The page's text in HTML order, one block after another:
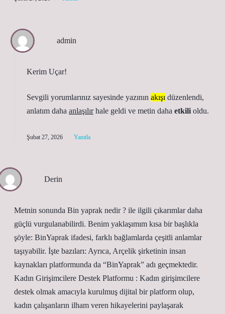
admin
Kerim Uçar!
Sevgili yorumlarınız sayesinde yazının akışı düzenlendi,
anlatım daha anlaşılırhale geldi ve metin daha etkili oldu.
Şubat 27, 2026 Yanıtla
Derin
Metnin sonunda Bin yaprak nedir ? ile ilgili çıkarımlar daha
güçlü vurgulanabilirdi. Benim yaklaşımım kısa bir başlıkla
şöyle: BinYaprak ifadesi, farklı bağlamlarda çeşitli anlamlar
taşıyabilir. İşte bazıları: Ayrıca, Arçelik şirketinin insan
kaynakları platformunda da “BinYaprak” adı geçmektedir.
Kadın Girişimcilere Destek Platformu : Kadın girişimcilere
destek olmak amacıyla kurulmuş dijital bir platform olup,
kadın çalışanların ilham veren hikayelerini paylaşarak